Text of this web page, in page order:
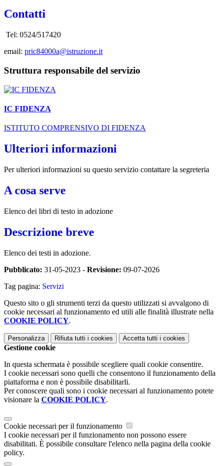
Contatti
Tel: 0524/517420
email: pric84000a@istruzione.it
Struttura responsabile del servizio
IC FIDENZA
ISTITUTO COMPRENSIVO DI FIDENZA
Ulteriori informazioni
Per ulteriori informazioni su questo servizio contattare la segreteria
A cosa serve
Elenco dei libri di testo in adozione
Descrizione breve
Elenco dei testi in adozione.
Pubblicato: 31-05-2023 - Revisione: 09-07-2026
Tag pagina: Servizi
Questo sito o gli strumenti terzi da questo utilizzati si avvalgono di
cookie necessari al funzionamento ed utili alle finalità illustrate nella
COOKIE POLICY.
Personalizza Rifiuta tutti i cookies Accetta tutti i cookies
Gestione cookie
In questa schermata è possibile scegliere quali cookie consentire.
I cookie necessari sono quelli che consentono il funzionamento della
piattaforma e non è possibile disabilitarli.
Per conoscere quali sono i cookie necessari al funzionamento potete
visionare la COOKIE POLICY.
Cookie necessari per il funzionamento
I cookie necessari per il funzionamento non possono essere
disabilitati. È possibile consultare l'elenco nella pagina della cookie
policy.